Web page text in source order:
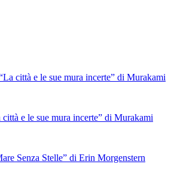
città e le sue mura incerte” di Murakami
città e le sue mura incerte” di Murakami
Senza Stelle” di Erin Morgenstern